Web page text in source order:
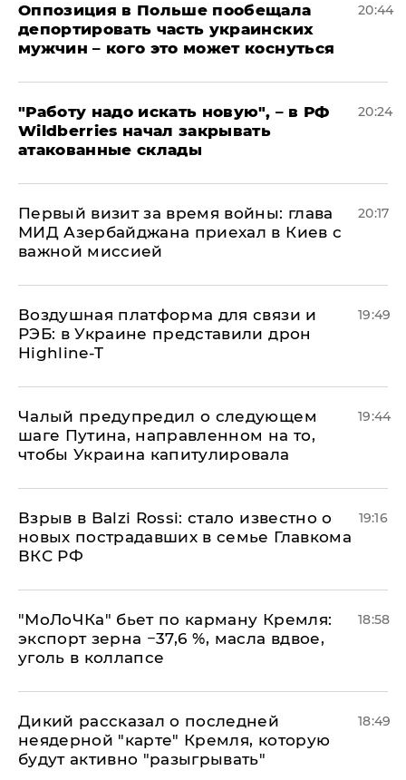
Оппозиция в Польше пообещала
депортировать часть украинских
мужчин – кого это может коснуться
20:44
"Работу надо искать новую", – в РФ
Wildberries начал закрывать
атакованные склады
20:24
Первый визит за время войны: глава
МИД Азербайджана приехал в Киев с
важной миссией
20:17
Воздушная платформа для связи и
РЭБ: в Украине представили дрон
Highline-T
19:49
Чалый предупредил о следующем
шаге Путина, направленном на то,
чтобы Украина капитулировала
19:44
Взрыв в Balzi Rossi: стало известно о
новых пострадавших в семье Главкома
ВКС РФ
19:16
​"МоЛоЧКа" бьет по карману Кремля:
экспорт зерна −37,6 %, масла вдвое,
уголь в коллапсе
18:58
Дикий рассказал о последней
неядерной "карте" Кремля, которую
будут активно "разыгрывать"
18:49